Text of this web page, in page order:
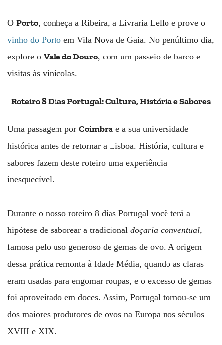
O Porto, conheça a Ribeira, a Livraria Lello e prove o
vinho do Porto em Vila Nova de Gaia. No penúltimo dia,
explore o Vale do Douro, com um passeio de barco e
visitas às vinícolas.
Roteiro 8 Dias Portugal: Cultura, História e Sabores
Uma passagem por Coimbra e a sua universidade
histórica antes de retornar a Lisboa. História, cultura e
sabores fazem deste roteiro uma experiência
inesquecível.
Durante o nosso roteiro 8 dias Portugal você terá a
hipótese de saborear a tradicional doçaria conventual,
famosa pelo uso generoso de gemas de ovo. A origem
dessa prática remonta à Idade Média, quando as claras
eram usadas para engomar roupas, e o excesso de gemas
foi aproveitado em doces. Assim, Portugal tornou-se um
dos maiores produtores de ovos na Europa nos séculos
XVIII e XIX.